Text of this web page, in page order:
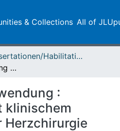
& Collections All of
Dissertationen/Habilitationen
CytoSorb®-Anwendung : Assoziation mit klinischem Outcome in der Herzchirurgie
:
klinischem
Herzchirurgie